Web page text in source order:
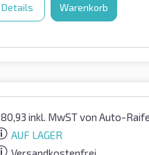
Details Warenkorb
80,93 inkl. MwSTvon Auto-
AUF LAGER